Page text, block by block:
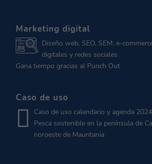
Marketing digital
Diseño web, SEO, SEM, e-
digitales y redes sociales
Gana tiempo gracias al Punch Out
Caso de uso
Caso de uso calendario y agenda
Pesca sostenible en la península de
noroeste de Mauritania